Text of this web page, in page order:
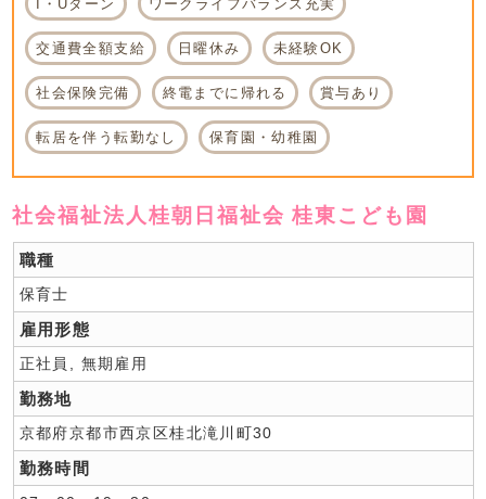
I・Uターン ワークライフバランス充実
交通費全額支給 日曜休み 未経験OK
社会保険完備 終電までに帰れる 賞与あり
転居を伴う転勤なし 保育園・幼稚園
社会福祉法人桂朝日福祉会 桂東こども園
職種
保育士
雇用形態
正社員, 無期雇用
勤務地
京都府京都市西京区桂北滝川町30
勤務時間